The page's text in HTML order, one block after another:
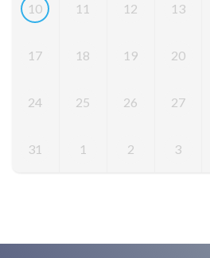
10 11 12 13
17 18 19 20
24 25 26 27
31 1 2 3